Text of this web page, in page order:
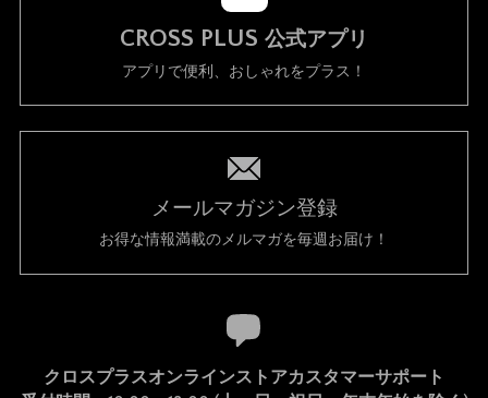
CROSS PLUS 公式アプリ
アプリで便利、おしゃれをプラス！
メールマガジン登録
お得な情報満載のメルマガを毎週お届け！
クロスプラスオンラインストアカスタマーサポート